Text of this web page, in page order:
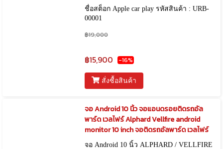
ชื่อสต็อก Apple car play รหัสสินค้า : URB-
00001
฿19,000
฿15,900 -16%
สั่งซื้อสินค้า
จอ Android 10 นิ้ว จอแอนดรอยติดรถอัล
พาร์ด เวลไฟร์ Alphard Vellfire android
monitor 10 inch จอติดรถอัลพาร์ด เวลไฟร์
จอ Android 10 นิ้ว ALPHARD / VELLFIRE